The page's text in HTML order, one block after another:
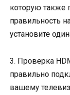
которую также
правильность
установите
3. Проверка
правильно
вашему